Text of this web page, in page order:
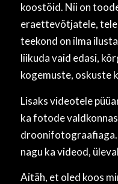
koostöid. Nii on
eraettevõtjatele,
teekond on ilma
liikuda vaid edasi,
kogemuste, oskuste
Lisaks videotele
ka fotode
nagu ka videod,
Aitäh, et oled koos